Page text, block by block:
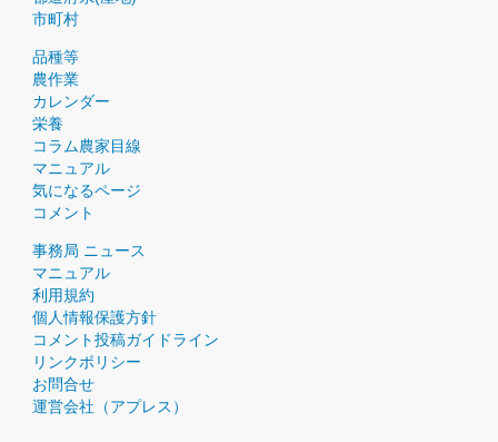
市町村
品種等
農作業
カレンダー
栄養
コラム農家目線
マニュアル
気になるページ
コメント
事務局 ニュース
マニュアル
利用規約
個人情報保護方針
コメント投稿ガイドライン
リンクポリシー
お問合せ
運営会社（アプレス）